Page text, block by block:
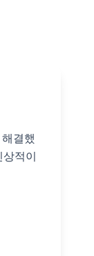
결했
적이